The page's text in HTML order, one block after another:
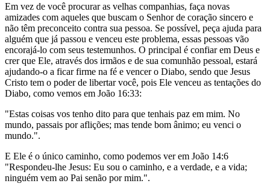
Em vez de você procurar as velhas companhias, faça novas
amizades com aqueles que buscam o Senhor de coração sincero e
não têm preconceito contra sua pessoa. Se possível, peça ajuda para
alguém que já passou e venceu este problema, essas pessoas vão
encorajá-lo com seus testemunhos. O principal é confiar em Deus e
crer que Ele, através dos irmãos e de sua comunhão pessoal, estará
ajudando-o a ficar firme na fé e vencer o Diabo, sendo que Jesus
Cristo tem o poder de libertar você, pois Ele venceu as tentações do
Diabo, como vemos em João 16:33:
"Estas coisas vos tenho dito para que tenhais paz em mim. No
mundo, passais por aflições; mas tende bom ânimo; eu venci o
mundo.".
E Ele é o único caminho, como podemos ver em João 14:6
"Respondeu-lhe Jesus: Eu sou o caminho, e a verdade, e a vida;
ninguém vem ao Pai senão por mim.".